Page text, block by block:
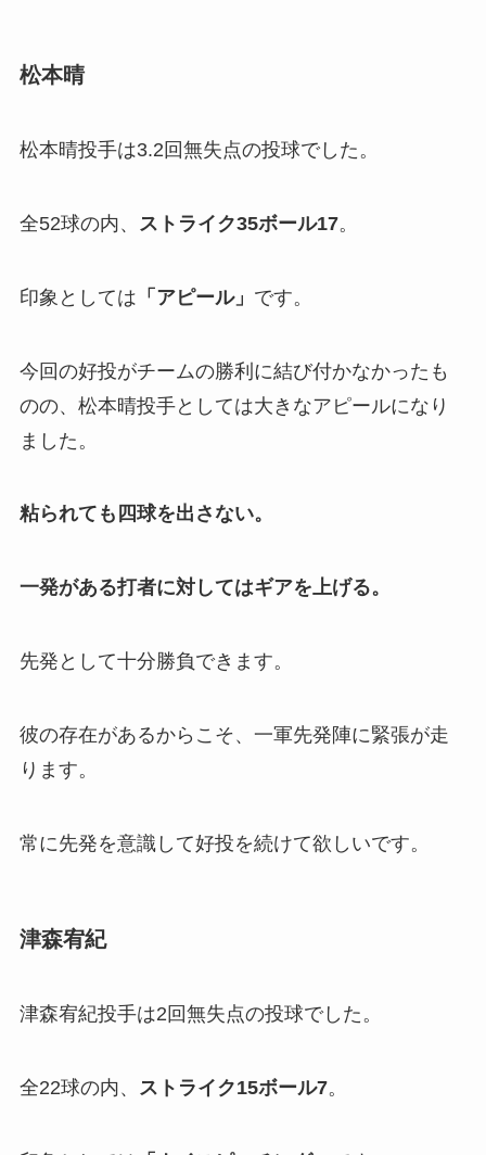
松本晴
松本晴投手は3.2回無失点の投球でした。
全52球の内、 ストライク35ボール17。
印象としては 「 アピール」 です。
今回の好投がチームの勝利に結び付かなかったも
のの、松本晴投手としては大きなアピールになり
ました。
粘られても四球を出さない。
一発がある打者に対してはギアを上げる。
先発として十分勝負できます。
彼の存在があるからこそ、一軍先発陣に緊張が走
ります。
常に先発を意識して好投を続けて欲しいです。
津森宥紀
津森宥紀投手は2回無失点の投球でした。
全22球の内、 ストライク15ボール7。